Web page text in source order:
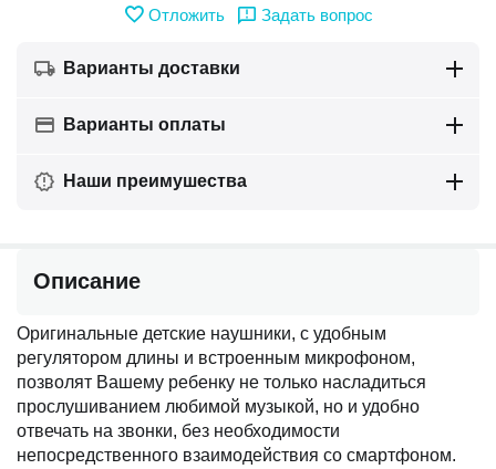
Отложить Задать вопрос
Варианты доставки
Варианты оплаты
Наши преимушества
Описание
Оригинальные детские наушники, с удобным
регулятором длины и встроенным микрофоном,
позволят Вашему ребенку не только насладиться
прослушиванием любимой музыкой, но и удобно
отвечать на звонки, без необходимости
непосредственного взаимодействия со смартфоном.